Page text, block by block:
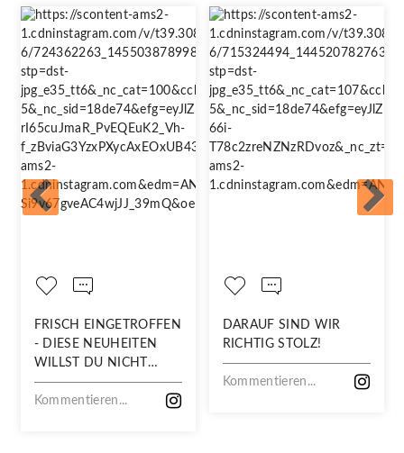
FRISCH EINGETROFFEN
- DIESE NEUHEITEN
WILLST DU NICHT
VERPASSEN!
Kommentieren...
DARAUF SIND WIR
RICHTIG STOLZ!
Kommentieren...